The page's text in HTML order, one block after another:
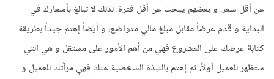
عن أقل سعر، و بعضهم يبحث عن أقل فترة، لذلك لا تبالغ بأسعارك في
البداية و قدم عرضاً مقابل مبلغ مالي متواضع، و أيضاً إهتم جيداً بطريقة
كتابة عرضك على المشروع فهي من أهم الأمور على مستقل و هي التي
ستظهر للعميل أولاً، ثم إهتم بالنبذة الشخصية عنك فهي مرآتك للعميل و